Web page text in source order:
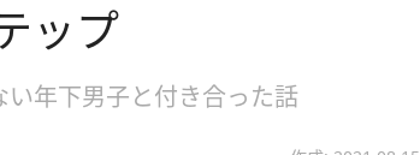
ップ
年下男子と付き合った話